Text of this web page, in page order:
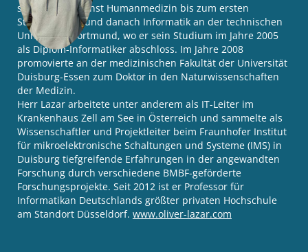
studierte zunächst Humanmedizin bis zum ersten
Staatsexamen und danach Informatik an der technischen
Universität Dortmund, wo er sein Studium im Jahre 2005
als Diplom-Informatiker abschloss. Im Jahre 2008
promovierte an der medizinischen Fakultät der Universität
Duisburg-Essen zum Doktor in den Naturwissenschaften
der Medizin.
Herr Lazar arbeitete unter anderem als IT-Leiter im
Krankenhaus Zell am See in Österreich und sammelte als
Wissenschaftler und Projektleiter beim Fraunhofer Institut
für mikroelektronische Schaltungen und Systeme (IMS) in
Duisburg tiefgreifende Erfahrungen in der angewandten
Forschung durch verschiedene BMBF-geförderte
Forschungsprojekte. Seit 2012 ist er Professor für
Informatikan Deutschlands größter privaten Hochschule
am Standort Düsseldorf. www.oliver-lazar.com